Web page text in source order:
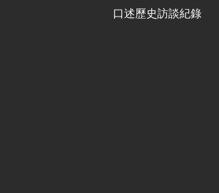
口述歷史訪談紀錄